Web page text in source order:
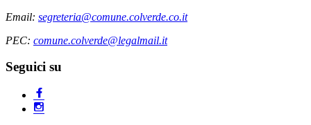
Email: segreteria@comune.colverde.co.it
PEC: comune.colverde@legalmail.it
Seguici su